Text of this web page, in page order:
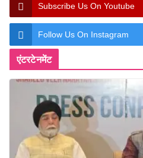
Subscribe Us On Youtube
Follow Us On Instagram
एंटरटेनमेंट